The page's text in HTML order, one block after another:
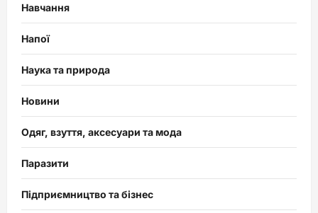
Навчання
Напої
Наука та природа
Новини
Одяг, взуття, аксесуари та мода
Паразити
Підприємництво та бізнес